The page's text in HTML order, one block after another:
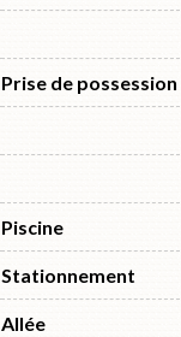
Prise de possession
Piscine
Stationnement
Allée